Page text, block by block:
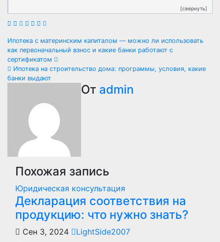
[свернуть]
Навигация
по
записям
Ипотека с материнским капиталом — можно ли использовать
как первоначальный взнос и какие банки работают с
сертификатом
Ипотека на строительство дома: программы, условия, какие
банки выдают
От admin
Похожая запись
Юридическая консультация
Декларация соответствия на
продукцию: что нужно знать?
Сен 3, 2024
LightSide2007